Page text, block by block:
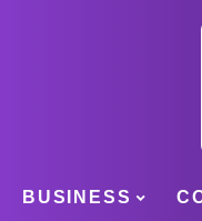
BUSINESS